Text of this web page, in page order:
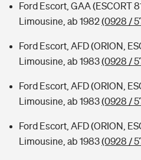
Ford Escort, GAA (ESCORT
Limousine, ab 1982(0928 /
Ford Escort, AFD (ORION,
Limousine, ab 1983(0928 /
Ford Escort, AFD (ORION,
Limousine, ab 1983(0928 /
Ford Escort, AFD (ORION,
Limousine, ab 1983(0928 /